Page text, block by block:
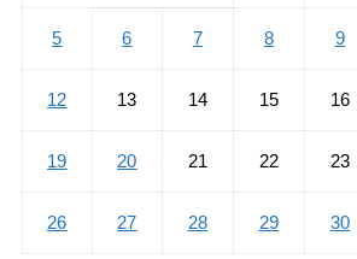
5 6 7 8 9
12 13 14 15 16
19 20 21 22 23
26 27 28 29 30